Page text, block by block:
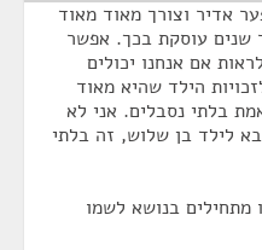
אדיר וצורך מאוד מאוד
שנים עוסקת בכך. אפשר
אם אנחנו יכולים
הילד שהיא מאוד
בלתי נסבלים. אני לא
לילד בן שלוש, זה בלתי
בנושא לשמו